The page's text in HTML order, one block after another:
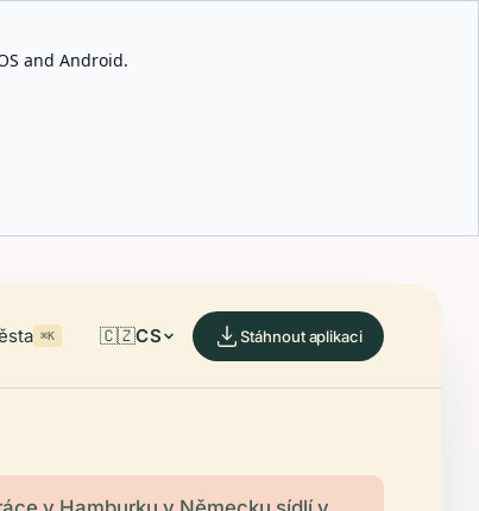
and Android.
⌘K 🇨🇿CS Stáhnout aplikaci